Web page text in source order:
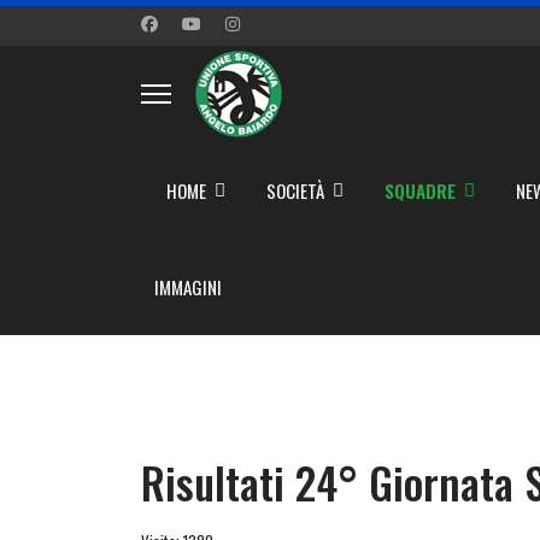
HOME SOCIETÀ SQUADRE
IMMAGINI
Risultati 24° Giornata